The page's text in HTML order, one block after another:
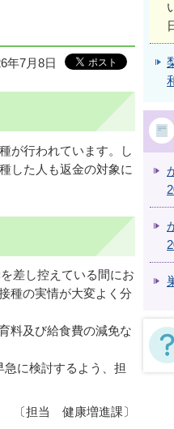
年7月8日
が行われています。し
した人も返金の対象に
差し控えている間にお
種の実情が大変よく分
料及び給食費の減免な
に検討するよう、担
〔担当 健康増進課〕